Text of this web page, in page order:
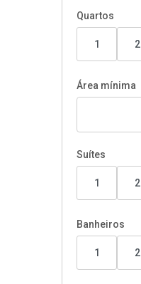
Quartos
1 2
Área mínima
Suítes
1 2
Banheiros
1 2